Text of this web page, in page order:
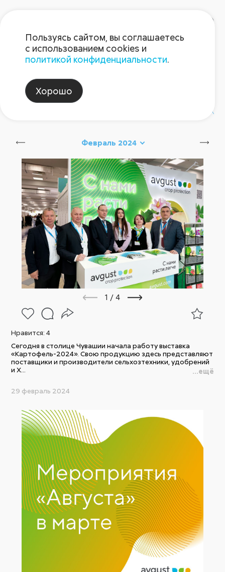
Блог Августа
Февраль 2024
1 / 4
Нравится:4
Сегодня в столице Чувашии начала работу выставка
«Картофель-2024». Свою продукцию здесь представляют
поставщики и производители сельхозтехники, удобрений
и Х...
...ещё
29 февраль 2024
Пользуясь сайтом, вы соглашаетесь
с использованием cookies и
политикой конфиденциальности.
Хорошо